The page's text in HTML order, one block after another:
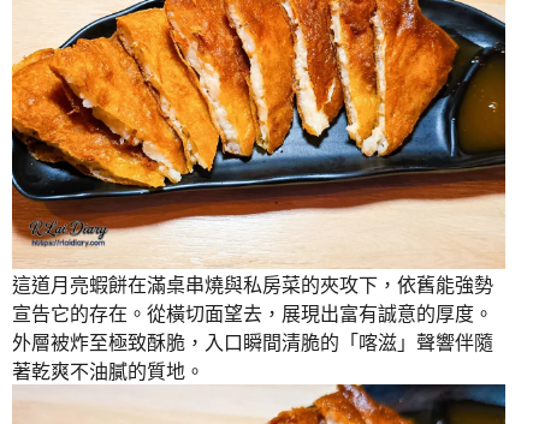
這道月亮蝦餅在滿桌串燒與私房菜的夾攻下，依舊能強勢
宣告它的存在。從橫切面望去，展現出富有誠意的厚度。
外層被炸至極致酥脆，入口瞬間清脆的「喀滋」聲響伴隨
著乾爽不油膩的質地。